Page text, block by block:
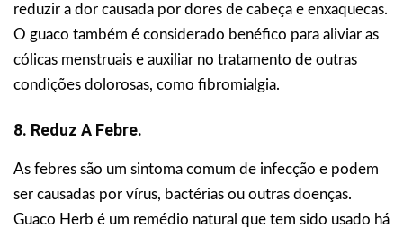
reduzir a dor causada por dores de cabeça e enxaquecas.
O guaco também é considerado benéfico para aliviar as
cólicas menstruais e auxiliar no tratamento de outras
condições dolorosas, como fibromialgia.
8. Reduz A Febre.
As febres são um sintoma comum de infecção e podem
ser causadas por vírus, bactérias ou outras doenças.
Guaco Herb é um remédio natural que tem sido usado há